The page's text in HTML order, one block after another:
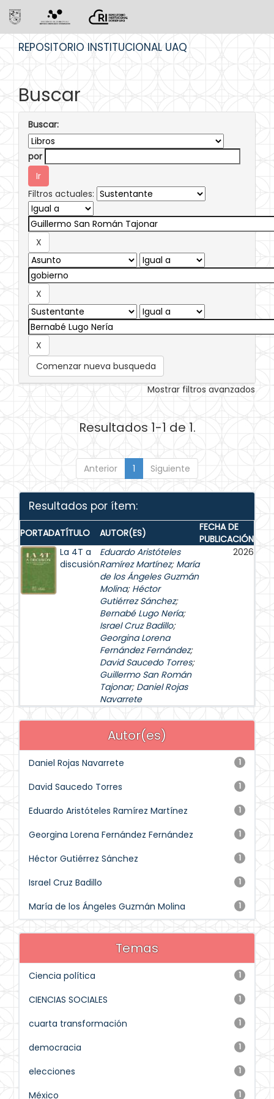
REPOSITORIO INSTITUCIONAL UAQ
Buscar
Buscar:
por
Filtros actuales:
Comenzar nueva busqueda
Mostrar filtros avanzados
Resultados 1-1 de 1.
Anterior 1 Siguiente
Resultados por ítem:
PORTADATÍTULO AUTOR(ES)
FECHA DE
PUBLICACIÓN
La 4T a
discusión
Eduardo Aristóteles
Ramírez Martínez; María
de los Ángeles Guzmán
Molina; Héctor
Gutiérrez Sánchez;
Bernabé Lugo Nería;
Israel Cruz Badillo;
Georgina Lorena
Fernández Fernández;
David Saucedo Torres;
Guillermo San Román
Tajonar; Daniel Rojas
Navarrete
2026
Autor(es)
1
Daniel Rojas Navarrete
1
David Saucedo Torres
1
Eduardo Aristóteles Ramírez Martínez
1
Georgina Lorena Fernández Fernández
1
Héctor Gutiérrez Sánchez
1
Israel Cruz Badillo
1
María de los Ángeles Guzmán Molina
Temas
1
Ciencia política
1
CIENCIAS SOCIALES
1
cuarta transformación
1
democracia
1
elecciones
1
México